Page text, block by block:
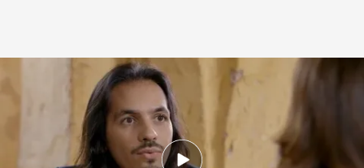
14 JUN 2015 - 23:15h.